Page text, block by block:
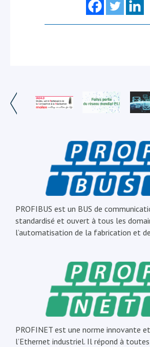
PROFIBUS est un BUS de
standardisé et ouvert à tous les
l’automatisation de la fabrication et
PROFINET est une norme innovante
l’Ethernet industriel. Il répond à